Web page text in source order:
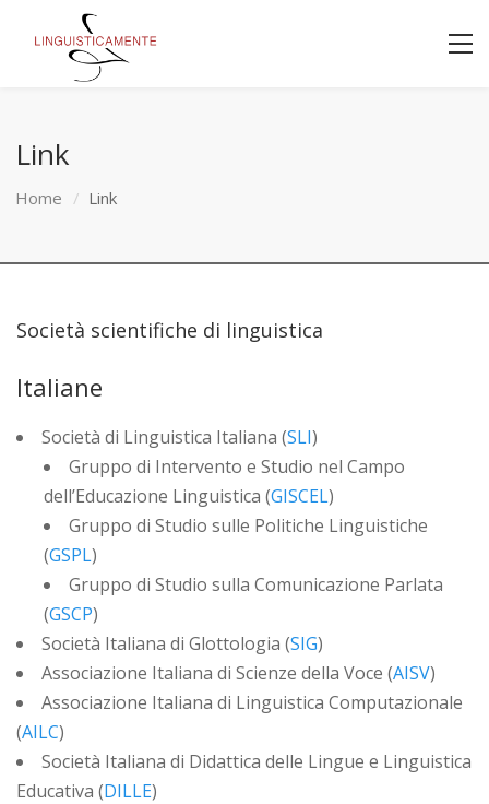
Link
Home Link
Società scientifiche di linguistica
Italiane
Società di Linguistica Italiana (SLI)
Gruppo di Intervento e Studio nel Campo
dell’Educazione Linguistica (GISCEL)
Gruppo di Studio sulle Politiche Linguistiche
(GSPL)
Gruppo di Studio sulla Comunicazione Parlata
(GSCP)
Società Italiana di Glottologia (SIG)
Associazione Italiana di Scienze della Voce (AISV)
Associazione Italiana di Linguistica Computazionale
(AILC)
Società Italiana di Didattica delle Lingue e Linguistica
Educativa (DILLE)